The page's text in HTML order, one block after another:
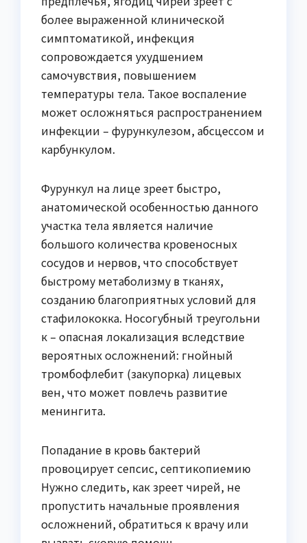
более выраженной клинической
симптоматикой, инфекция
сопровождается ухудшением
самочувствия, повышением
температуры тела. Такое воспаление
может осложняться распространением
инфекции – фурункулезом, абсцессом и
карбункулом.
Фурункул на лице зреет быстро,
анатомической особенностью данного
участка тела является наличие
большого количества кровеносных
сосудов и нервов, что способствует
быстрому метаболизму в тканях,
созданию благоприятных условий для
стафилококка. Носогубный треугольни
к – опасная локализация вследствие
вероятных осложнений: гнойный
тромбофлебит (закупорка) лицевых
вен, что может повлечь развитие
менингита.
Попадание в кровь бактерий
провоцирует сепсис, септикопиемию
Нужно следить, как зреет чирей, не
пропустить начальные проявления
осложнений, обратиться к врачу или